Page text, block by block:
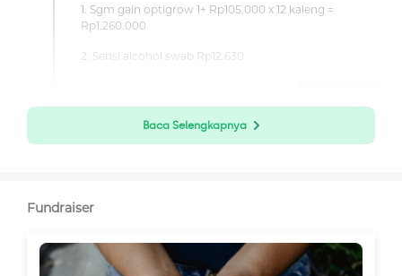
1. Sgm gain optigrow 1+ Rp105.000 x 12 kaleng =
Rp1.260.000
2. Sensi alcohol swab Rp12.630
Baca Selengkapnya
Fundraiser